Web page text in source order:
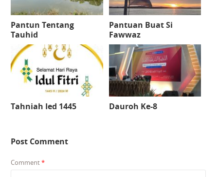
Pantun Tentang
Tauhid
Pantuan Buat Si
Fawwaz
Tahniah Ied 1445 Dauroh Ke-8
Post Comment
Comment*